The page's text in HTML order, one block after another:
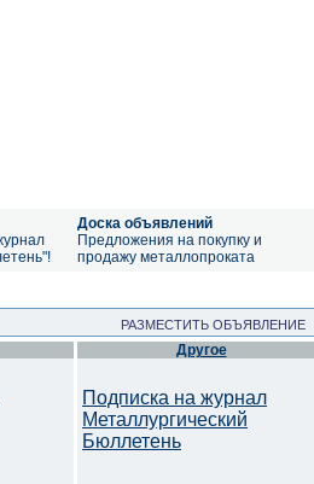
Доска объявлений
Предложения на покупку и
продажу металлопроката
РАЗМЕСТИТЬ ОБЪЯВЛЕНИЕ
Другое
Подписка на журнал
Металлургический
Бюллетень